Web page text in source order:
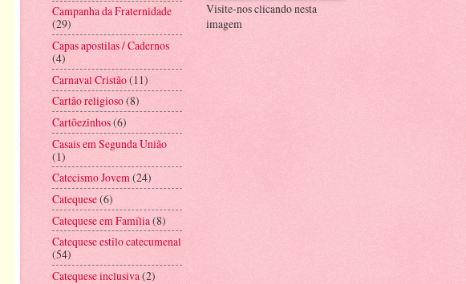
Campanha da Fraternidade
(29)
Capas apostilas / Cadernos
(4)
Carnaval Cristão(11)
Cartão religioso(8)
Cartõezinhos(6)
Casais em Segunda União
(1)
Catecismo Jovem(24)
Catequese(6)
Catequese em Família(8)
Catequese estilo catecumenal
(54)
Catequese inclusiva(2)
Visite-nos clicando nesta
imagem